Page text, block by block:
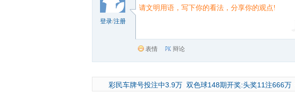
登录/注册
表情 辩论
彩民车牌号投注中3.9万 双色球148期开奖:头奖11注666万